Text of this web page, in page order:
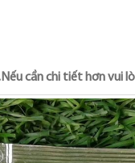
cần chi tiết hơn vui